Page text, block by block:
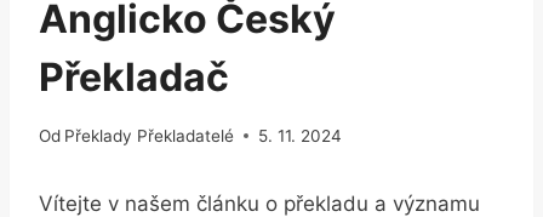
Anglicko Český
Překladač
Od Překlady Překladatelé 5. 11. 2024
Vítejte v našem článku o překladu a významu